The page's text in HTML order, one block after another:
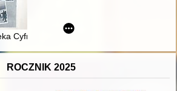
Cyfrowa : zachować i promować polskie
ROCZNIK 2025